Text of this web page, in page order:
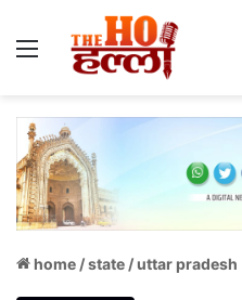
Menu
home /state /uttar pradesh